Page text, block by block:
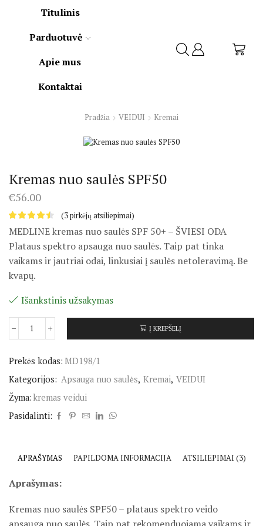
Titulinis
Parduotuvė
Apie mus
Kontaktai
Pradžia VEIDUI Kremai
Kremas nuo saulės SPF50
€56.00
(3pirkėjų atsiliepimai)
MEDLINE kremas nuo saulės SPF 50+ – ŠVIESI ODA
Plataus spektro apsauga nuo saulės. Taip pat tinka
vaikams ir jautriai odai, linkusiai į saulės netoleravimą. Be
kvapų.
Išankstinis užsakymas
Į KREPŠELĮ
Prekės kodas: MD198/1
Kategorijos: Apsauga nuo saulės, Kremai, VEIDUI
Žyma:kremas veidui
Pasidalinti:
APRAŠYMAS PAPILDOMA INFORMACIJA ATSILIEPIMAI (3)
Aprašymas:
Kremas nuo saulės SPF50 – plataus spektro veido